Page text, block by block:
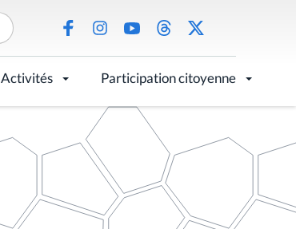
Activités Participation citoyenne